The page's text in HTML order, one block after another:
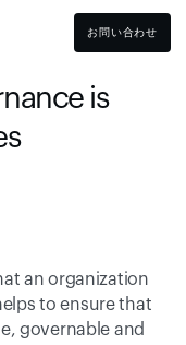
お問い合わせ
is
an organization
to ensure that
governable and